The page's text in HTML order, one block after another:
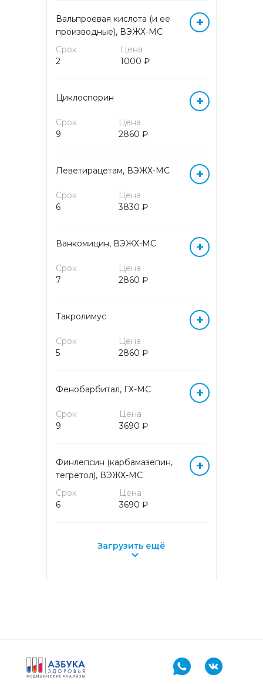
ЖИРНЫЕ КИСЛОТЫ
ИММУНОГИСТОХИМИЧЕСКИЕ
ОКСИДАТИВНОГО СТРЕССА
КРОВИ НА АМИНОКИСЛОТЫ
ЛЕКАРСТВЕННЫЙ
МОНИТОРИНГ
МАРКЕРЫ АУТОИММУННЫХ
ЗАБОЛЕВАНИЙ
МИКРОБИОЛОГИЧЕСКИЕ
МОЛЕКУЛЯРНАЯ (ДНК/РНК)
ПЦР
ДИАГНОСТИКА МЕТОДОМ
ПЦР (кровь)
ОБЩЕКЛИНИЧЕСКИЕ
ИССЛЕДОВАНИЯ
ОНКОГЕМАТОЛОГИЯ
ЗАБОЛЕВАНИЙ
Вальпроевая кислота (и ее
производные), ВЭЖХ-МС
Срок
2
Цена
1000 ₽
+
Циклоспорин
Срок
9
Цена
2860 ₽
+
Леветирацетам, ВЭЖХ-МС
Срок
6
Цена
3830 ₽
+
Ванкомицин, ВЭЖХ-МС
Срок
7
Цена
2860 ₽
+
Такролимус
Срок
5
Цена
2860 ₽
+
Фенобарбитал, ГХ-МС
Срок
9
Цена
3690 ₽
+
Финлепсин (карбамазепин,
тегретол), ВЭЖХ-МС
Срок
6
Цена
3690 ₽
+
Загрузить ещё